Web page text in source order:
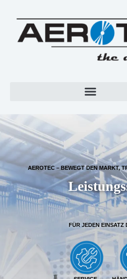
FÜR JEDEN EINSATZ
AEROTEC – BEWEGT DEN MARKT,